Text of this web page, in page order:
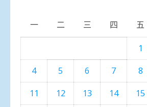
一 二 三 四 五
1
4
5 6 7 8
11
12 13 14 15